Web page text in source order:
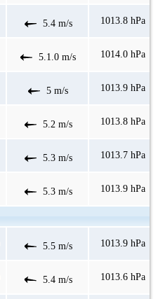
5.4 m/s 1013.8 hPa
5.1.0 m/s 1014.0 hPa
5 m/s 1013.9 hPa
5.2 m/s 1013.8 hPa
5.3 m/s 1013.7 hPa
5.3 m/s 1013.9 hPa
5.5 m/s 1013.9 hPa
5.4 m/s 1013.6 hPa